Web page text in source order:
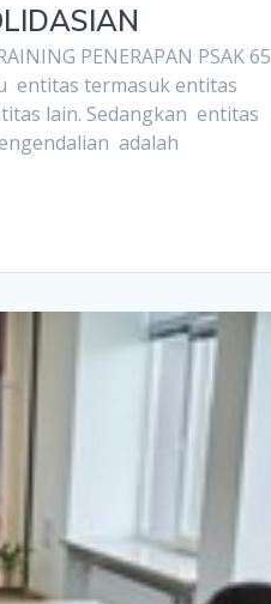
PENERAPAN PSAK 65
entitas termasuk entitas
lain. Sedangkan entitas
adalah